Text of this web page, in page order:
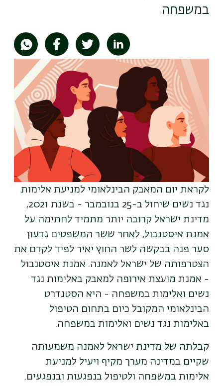
במשפחה
תמונה
לקראת יום המאבק הבינלאומי למניעת אלימות
נגד נשים שיחול ב-25 בנובמבר - בשנת 2021,
מדינת ישראל קרובה יותר מתמיד לחתימה על
אמנת איסטנבול, לאחר ששר המשפטים גדעון
סער פנה בבקשה לשר החוץ יאיר לפיד לקדם את
הצטרפותה של ישראל לאמנה. אמנת איסטנבול
- אמנת מועצת אירופה למאבק באלימות נגד
נשים ואלימות במשפחה - היא הסטנדרט
הבינלאומי המקובל כיום בתחום הטיפול
באלימות נגד נשים ואלימות במשפחה.
קבלתה של מדינת ישראל לאמנה משמעותה
שקיים במדינה מערך מקיף ויעיל למניעת
אלימות במשפחה ולטיפול בנפגעות ובנפגעים.